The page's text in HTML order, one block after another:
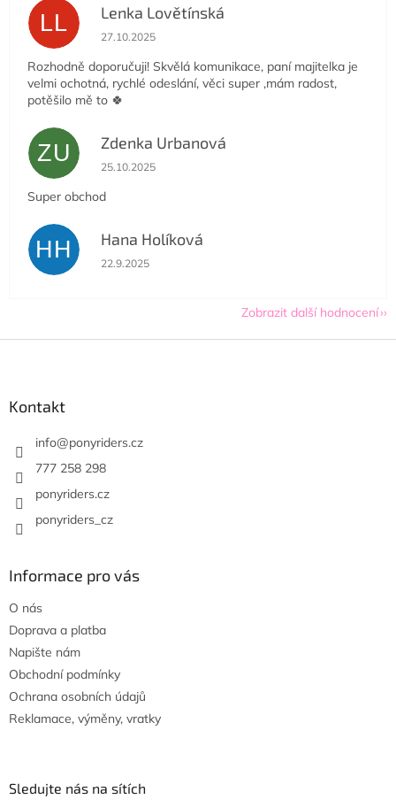
LL Lenka Lovětínská
Hodnocení obchodu je 5 z 5 hvězdiček.
27.10.2025
Rozhodně doporučuji! Skvělá komunikace, paní majitelka je
velmi ochotná, rychlé odeslání, věci super ,mám radost,
potěšilo mě to 🍀
ZU Zdenka Urbanová
Hodnocení obchodu je 5 z 5 hvězdiček.
25.10.2025
Super obchod
HH Hana Holíková
Hodnocení obchodu je 5 z 5 hvězdiček.
22.9.2025
Zobrazit další hodnocení
Kontakt
info@ponyriders.cz
777 258 298
ponyriders.cz
ponyriders_cz
Informace pro vás
O nás
Doprava a platba
Napište nám
Obchodní podmínky
Ochrana osobních údajů
Reklamace, výměny, vratky
Sledujte nás na sítích